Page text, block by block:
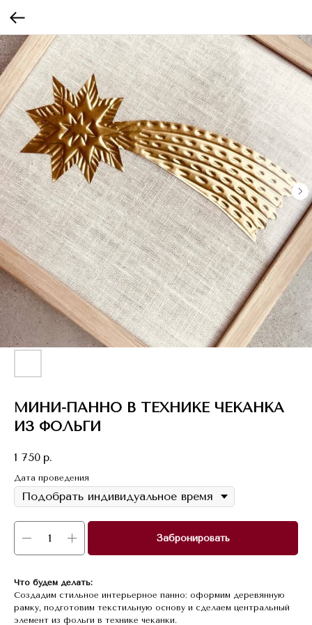
МИНИ-ПАННО В ТЕХНИКЕ ЧЕКАНКА
ИЗ ФОЛЬГИ
1 750 р.
Дата проведения
Забронировать
Что будем делать:
Создадим стильное интерьерное панно: оформим деревянную
рамку, подготовим текстильную основу и сделаем центральный
элемент из фольги в технике чеканки.